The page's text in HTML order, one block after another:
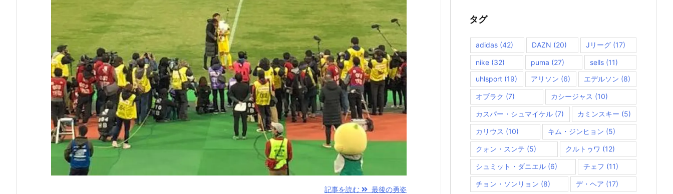
記事を読む 最後の勇姿
タグ
adidas (42) DAZN (20) Jリーグ(17)
nike (32) puma (27) sells (11)
uhlsport (19) アリソン (6) エデルソン (8)
オブラク (7) カシージャス (10)
カスパー・シュマイケル (7) カミンスキー (5)
カリウス (10) キム・ジンヒョン (5)
クォン・スンテ (5) クルトゥワ (12)
シュミット・ダニエル (6) チェフ (11)
チョン・ソンリョン (8) デ・ヘア (17)